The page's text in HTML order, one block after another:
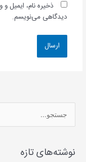
ذخیره نام، ایمیل و
دیدگاهی می‌نویسم.
تازه